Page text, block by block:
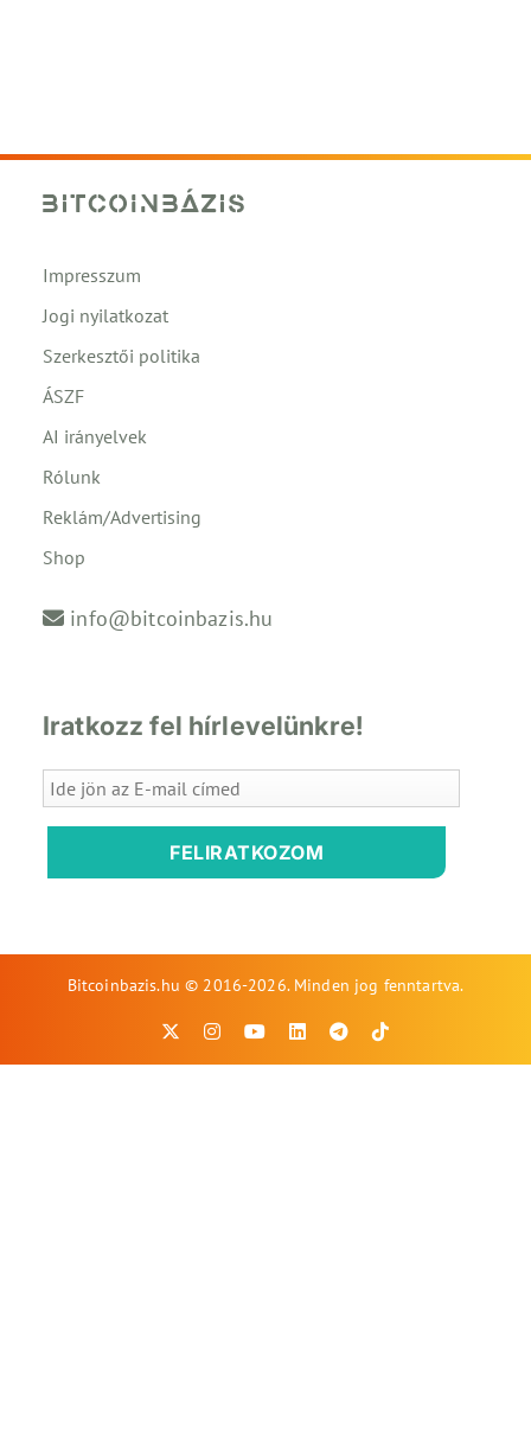
Impresszum
Jogi nyilatkozat
Szerkesztői politika
ÁSZF
AI irányelvek
Rólunk
Reklám/Advertising
Shop
info@bitcoinbazis.hu
Iratkozz fel hírlevelünkre!
FELIRATKOZOM
Bitcoinbazis.hu © 2016-2026. Minden jog fenntartva.